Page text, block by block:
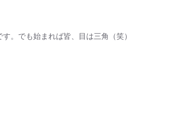
。でも始まれば皆、目は三角（笑）